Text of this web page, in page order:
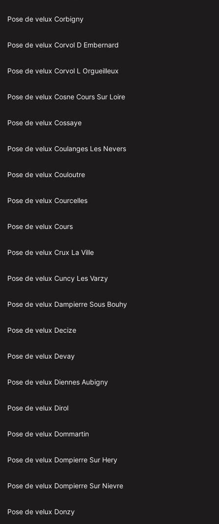
Pose de velux Corbigny
Pose de velux Corvol D Embernard
Pose de velux Corvol L Orgueilleux
Pose de velux Cosne Cours Sur Loire
Pose de velux Cossaye
Pose de velux Coulanges Les Nevers
Pose de velux Couloutre
Pose de velux Courcelles
Pose de velux Cours
Pose de velux Crux La Ville
Pose de velux Cuncy Les Varzy
Pose de velux Dampierre Sous Bouhy
Pose de velux Decize
Pose de velux Devay
Pose de velux Diennes Aubigny
Pose de velux Dirol
Pose de velux Dommartin
Pose de velux Dompierre Sur Hery
Pose de velux Dompierre Sur Nievre
Pose de velux Donzy